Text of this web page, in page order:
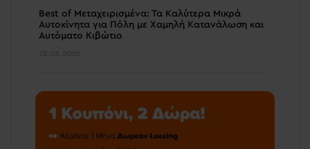
Best of Μεταχειρισμένα: Τα Καλύτερα Μικρά
Αυτοκίνητα για Πόλη με Χαμηλή Κατανάλωση και
Αυτόματο Κιβώτιο
18.06.2026